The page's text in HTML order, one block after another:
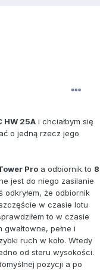
HW 25A i chciałbym się
o jedną rzecz jego
Pro a odbiornik to 8
jest do niego zasilanie
odkryłem, że odbiornik
w czasie lotu
to w czasie
pełne i
ruch w koło. Wtedy
od steru wysokości.
pozycji a po